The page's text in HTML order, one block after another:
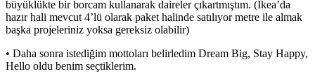
büyüklükte bir borcam kullanarak daireler çıkartmıştım. (Ikea’da
hazır hali mevcut 4’lü olarak paket halinde satılıyor metre ile almak
başka projeleriniz yoksa gereksiz olabilir)
• Daha sonra istediğim mottoları belirledim Dream Big, Stay Happy,
Hello oldu benim seçtiklerim.